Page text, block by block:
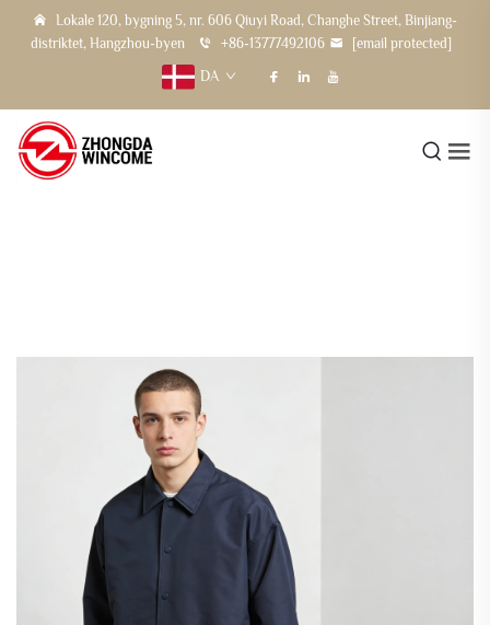
Lokale 120, bygning 5, nr. 606 Qiuyi Road, Changhe Street, Binjiang-
distriktet, Hangzhou-byen
+86-13777492106
[email protected]
DA